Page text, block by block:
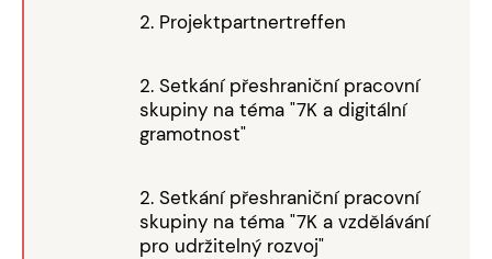
2. Projektpartnertreffen
2. Setkání přeshraniční pracovní
skupiny na téma "7K a digitální
gramotnost"
2. Setkání přeshraniční pracovní
skupiny na téma "7K a vzdělávání
pro udržitelný rozvoj"